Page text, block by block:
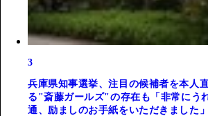
3
兵庫県知事選挙、注目の候補者を本人
る"斎藤ガールズ"の存在も「非常にう
通、励ましのお手紙をいただきました」